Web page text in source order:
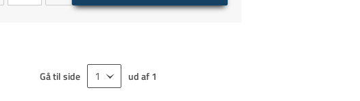
Gå til side ud af 1